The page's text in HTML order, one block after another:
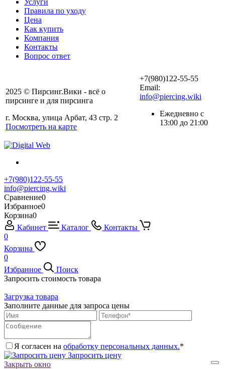
Правила по уходу
Цена
Как купить
Компания
Контакты
Вопрос ответ
2025 © Пирсинг.Вики - всё о
пирсинге и для пирсинга
г. Москва, улица Арбат, 43 стр. 2
Посмотреть на карте
+7(980)122-55-55
Email:
info@piercing.wiki
Ежедневно с
13:00 до 21:00
+7(980)122-55-55
info@piercing.wiki
Сравнение0
Избранное0
Корзина0
Кабинет
Каталог
Контакты
0
Корзина
0
Избранное
Поиск
Запросить стоимость товара
Загрузка товара
Заполните данные для запроса цены
Я согласен на обработку персональных данных.*
Запросить цену
Закрыть окно